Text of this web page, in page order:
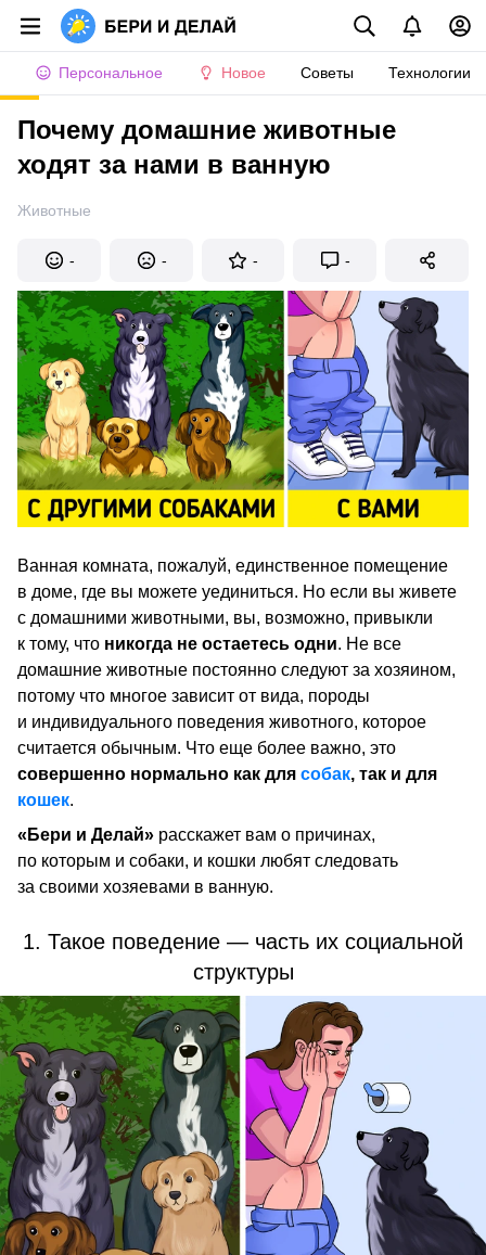
Персональное Новое Советы Технологии
Почему домашние животные
ходят за нами в ванную
Животные
- - - -
Ванная комната, пожалуй, единственное помещение
в доме, где вы можете уединиться. Но если вы живете
с домашними животными, вы, возможно, привыкли
к тому, что никогда не остаетесь одни. Не все
домашние животные постоянно следуют за хозяином,
потому что многое зависит от вида, породы
и индивидуального поведения животного, которое
считается обычным. Что еще более важно, это
совершенно нормально как для собак, так и для
кошек.
«Бери и Делай» расскажет вам о причинах,
по которым и собаки, и кошки любят следовать
за своими хозяевами в ванную.
1. Такое поведение — часть их социальной
структуры